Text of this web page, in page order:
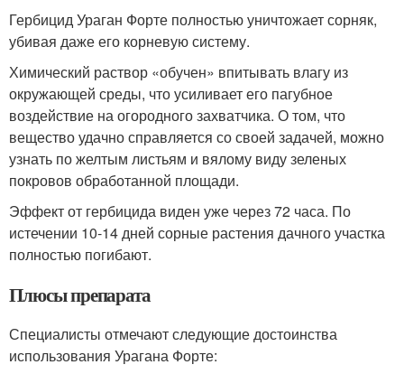
Гербицид Ураган Форте полностью уничтожает сорняк,
убивая даже его корневую систему.
Химический раствор «обучен» впитывать влагу из
окружающей среды, что усиливает его пагубное
воздействие на огородного захватчика. О том, что
вещество удачно справляется со своей задачей, можно
узнать по желтым листьям и вялому виду зеленых
покровов обработанной площади.
Эффект от гербицида виден уже через 72 часа. По
истечении 10-14 дней сорные растения дачного участка
полностью погибают.
Плюсы препарата
Специалисты отмечают следующие достоинства
использования Урагана Форте: